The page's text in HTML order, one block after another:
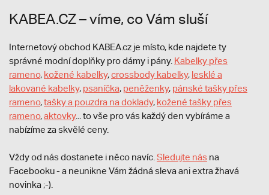
KABEA.CZ – víme, co Vám sluší
Internetový obchod KABEA.cz je místo, kde najdete ty
správné modní doplňky pro dámy i pány. Kabelky přes
rameno, kožené kabelky,crossbody kabelky, lesklé a
lakované kabelky, psaníčka, peněženky, pánské tašky přes
rameno,tašky a pouzdra na doklady, kožené tašky přes
rameno,aktovky... to vše pro vás každý den vybíráme a
nabízíme za skvělé ceny.
Vždy od nás dostanete i něco navíc. Sledujte nás na
Facebooku - a neunikne Vám žádná sleva ani extra žhavá
novinka ;-).